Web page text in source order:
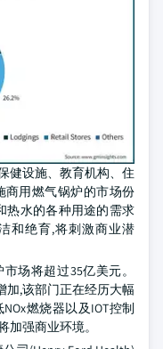
健设施、教育机构、住
商用燃气锅炉的市场份
热水的各种用途的需求
和绝育,将刺激商业潜
场将超过35亿美元。
加,该部门正在经历大幅
燃烧器以及IOT控制
加强商业环境。